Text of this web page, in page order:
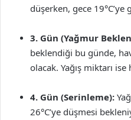
düşerken, gece 19°C’ye
3. Gün (Yağmur
beklendiği bu günde,
olacak. Yağış miktarı
4. Gün (Serinleme):
26°C’ye düşmesi